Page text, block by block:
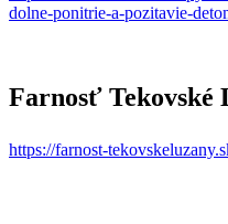
dolne-ponitrie-a-pozitavie-
Farnosť Tekovské
https://farnost-